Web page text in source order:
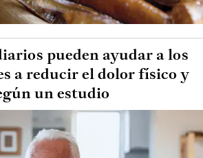
pueden ayudar a los
a reducir el dolor físico y
un estudio